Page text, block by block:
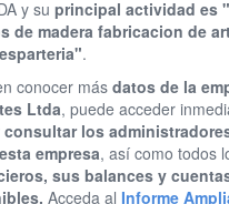
y su principal actividad es
de madera fabricacion de
.
conocer más datos de la
Ltda, puede acceder
consultar los
empresa, así como todos
sus balances y
Acceda al Informe